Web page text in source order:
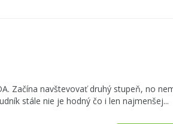
Začína navštevovať druhý stupeň, no
stále nie je hodný čo i len najmenšej...